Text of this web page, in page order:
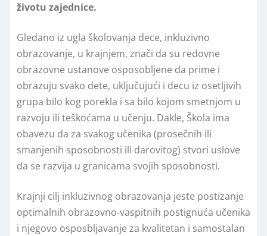
životu zajednice.
Gledano iz ugla školovanja dece, inkluzivno
obrazovanje, u krajnjem, znači da su redovne
obrazovne ustanove osposoblјene da prime i
obrazuju svako dete, uklјučujući i decu iz osetlјivih
grupa bilo kog porekla i sa bilo kojom smetnjom u
razvoju ili teškoćama u učenju. Dakle, Škola ima
obavezu da za svakog učenika (prosečnih ili
smanjenih sposobnosti ili darovitog) stvori uslove
da se razvija u granicama svojih sposobnosti.
Krajnji cilј inkluzivnog obrazovanja jeste postizanje
optimalnih obrazovno-vaspitnih postignuća učenika
i njegovo osposblјavanje za kvalitetan i samostalan